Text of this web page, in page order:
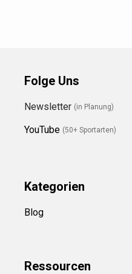
Folge Uns
Newsletter (in Planung)
YouTube (50+ Sportarten)
Kategorien
Blog
Ressourcen